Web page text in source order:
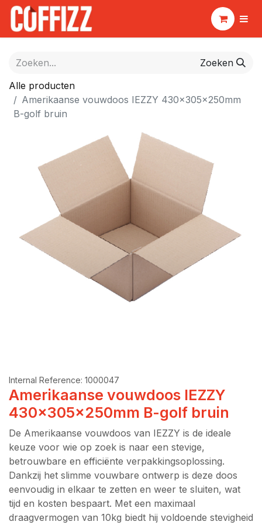
Zoeken
Alle producten
Amerikaanse vouwdoos IEZZY 430x305x250mm
B-golf bruin
Internal Reference: 1000047
Amerikaanse vouwdoos IEZZY
430x305x250mm B-golf bruin
De Amerikaanse vouwdoos van IEZZY is de ideale
keuze voor wie op zoek is naar een stevige,
betrouwbare en efficiënte verpakkingsoplossing.
Dankzij het slimme vouwbare ontwerp is deze doos
eenvoudig in elkaar te zetten en weer te sluiten, wat
tijd en kosten bespaart. Met een maximaal
draagvermogen van 10kg biedt hij voldoende stevigheid